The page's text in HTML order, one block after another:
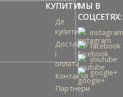
КУПИТИ
Де
купити
Доставка
і
оплата
Контакти
Партнери
МЫ В
СОЦСЕТЯХ:
instagram
facebook
youtube
google+